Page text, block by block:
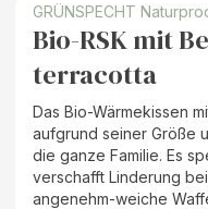
GRÜNSPECHT
Bio-RSK mit
terracotta
Das Bio-Wärmekissen
aufgrund seiner Größe
die ganze Familie. Es
verschafft Linderung
angenehm-weiche